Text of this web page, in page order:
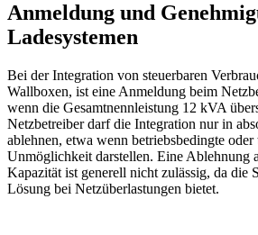
Anmeldung und
Ladesystemen
Bei der Integration von steuerbaren
Wallboxen, ist eine Anmeldung beim
wenn die Gesamtnennleistung 12 kVA
Netzbetreiber darf die Integration nur in
ablehnen, etwa wenn betriebsbedingte
Unmöglichkeit darstellen. Eine Ablehnung
Kapazität ist generell nicht zulässig, da die
Lösung bei Netzüberlastungen bietet.